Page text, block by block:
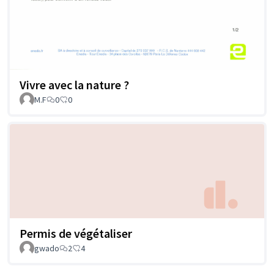
Vivre avec la nature ?
M.F 0 0
Permis de végétaliser
gwado 2 4